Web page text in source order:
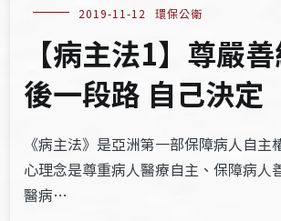
2019-11-12 環保公衛
【病主法1】尊嚴
後一段路 自己決定
《病主法》是亞洲第一部保障病人自主
心理念是尊重病人醫療自主、保障病人
醫病…